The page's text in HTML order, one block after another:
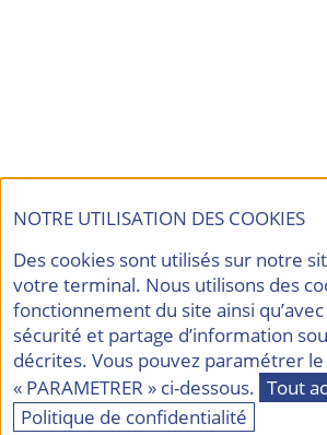
NOTRE UTILISATION DES COOKIES
Des cookies sont utilisés sur notre
votre terminal. Nous utilisons des
fonctionnement du site ainsi
sécurité et partage d’information
décrites. Vous pouvez paramétrer
« PARAMETRER » ci-dessous. Tout
Politique de confidentialité